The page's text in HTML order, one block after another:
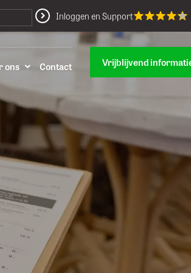
Inloggen en Support
ons Contact Vrijblijvend